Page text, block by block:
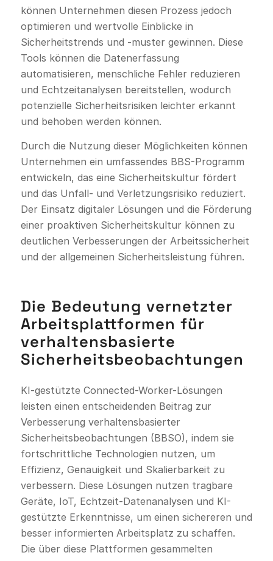
können Unternehmen diesen Prozess jedoch
optimieren und wertvolle Einblicke in
Sicherheitstrends und -muster gewinnen. Diese
Tools können die Datenerfassung
automatisieren, menschliche Fehler reduzieren
und Echtzeitanalysen bereitstellen, wodurch
potenzielle Sicherheitsrisiken leichter erkannt
und behoben werden können.
Durch die Nutzung dieser Möglichkeiten können
Unternehmen ein umfassendes BBS-Programm
entwickeln, das eine Sicherheitskultur fördert
und das Unfall- und Verletzungsrisiko reduziert.
Der Einsatz digitaler Lösungen und die Förderung
einer proaktiven Sicherheitskultur können zu
deutlichen Verbesserungen der Arbeitssicherheit
und der allgemeinen Sicherheitsleistung führen.
Die Bedeutung vernetzter
Arbeitsplattformen für
verhaltensbasierte
Sicherheitsbeobachtungen
KI-gestützte Connected-Worker-Lösungen
leisten einen entscheidenden Beitrag zur
Verbesserung verhaltensbasierter
Sicherheitsbeobachtungen (BBSO), indem sie
fortschrittliche Technologien nutzen, um
Effizienz, Genauigkeit und Skalierbarkeit zu
verbessern. Diese Lösungen nutzen tragbare
Geräte, IoT, Echtzeit-Datenanalysen und KI-
gestützte Erkenntnisse, um einen sichereren und
besser informierten Arbeitsplatz zu schaffen.
Die über diese Plattformen gesammelten